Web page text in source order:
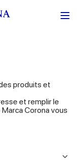
produits et
et remplir le
Corona vous